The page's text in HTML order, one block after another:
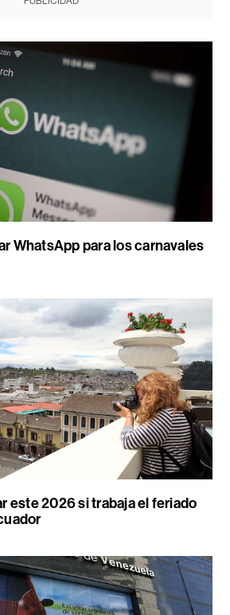
WhatsApp para los carnavales
este 2026 si trabaja el feriado